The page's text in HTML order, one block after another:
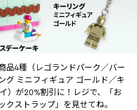
品4種（レゴランドパーク／バー
グ ミニフィギュア ゴールド／キ
）が20%割引に！レジで、「お
クストラップ」を見せてね。